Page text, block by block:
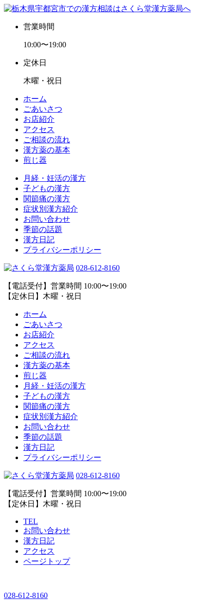
営業時間
10:00〜19:00
定休日
木曜・祝日
ホーム
ごあいさつ
お店紹介
アクセス
ご相談の流れ
漢方薬の基本
煎じ器
月経・妊活の漢方
子どもの漢方
関節痛の漢方
症状別漢方紹介
お問い合わせ
季節の話題
漢方日記
プライバシーポリシー
028-612-8160
【電話受付】営業時間 10:00〜19:00
【定休日】木曜・祝日
ホーム
ごあいさつ
お店紹介
アクセス
ご相談の流れ
漢方薬の基本
煎じ器
月経・妊活の漢方
子どもの漢方
関節痛の漢方
症状別漢方紹介
お問い合わせ
季節の話題
漢方日記
プライバシーポリシー
028-612-8160
【電話受付】営業時間 10:00〜19:00
【定休日】木曜・祝日
TEL
お問い合わせ
漢方日記
アクセス
ページトップ
028-612-8160